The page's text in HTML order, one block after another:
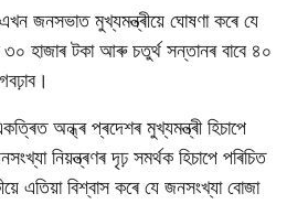
জনসভাত মুখ্যমন্ত্ৰীয়ে ঘোষণা কৰে যে
৩০ হাজাৰ টকা আৰু চতুৰ্থ সন্তানৰ বাবে ৪০
অন্ধ্ৰ প্ৰদেশৰ মুখ্যমন্ত্ৰী হিচাপে
নিয়ন্ত্ৰণৰ দৃঢ় সমৰ্থক হিচাপে পৰিচিত
এতিয়া বিশ্বাস কৰে যে জনসংখ্যা বোজা